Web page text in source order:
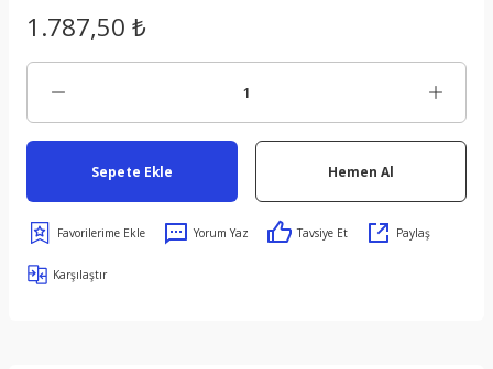
1.787,50 ₺
Sepete Ekle Hemen Al
Yorum Yaz Tavsiye Et Paylaş
Karşılaştır